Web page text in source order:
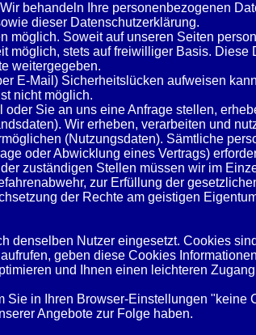
behandeln Ihre personenbezogenen
dieser Datenschutzerklärung.
möglich. Soweit auf unseren Seiten
möglich, stets auf freiwilliger Basis. Diese
weitergegeben.
E-Mail) Sicherheitslücken aufweisen
nicht möglich.
Sie an uns eine Anfrage stellen,
Wir erheben, verarbeiten und
(Nutzungsdaten). Sämtliche
oder Abwicklung eines Vertrags)
zuständigen Stellen müssen wir im
zur Erfüllung der
der Rechte am geistigen
denselben Nutzer eingesetzt. Cookies
geben diese Cookies
und Ihnen einen leichteren
in Ihren Browser-Einstellungen "keine
Angebote zur Folge haben.